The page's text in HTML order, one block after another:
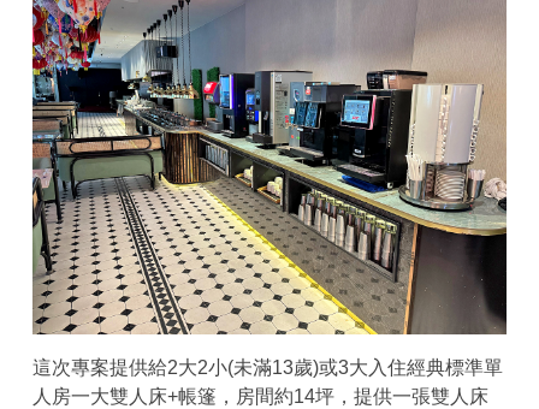
這次專案提供給2大2小(未滿13歲)或3大入住經典標準單
人房一大雙人床+帳篷，房間約14坪，提供一張雙人床